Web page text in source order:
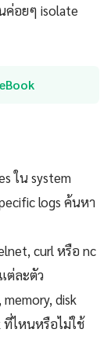
ค่อยๆ isolate
ใน system
logs ค้นหา
curl หรือ nc
ต่ละตัว
memory, disk
ที่ไหนหรือไม่ใช้